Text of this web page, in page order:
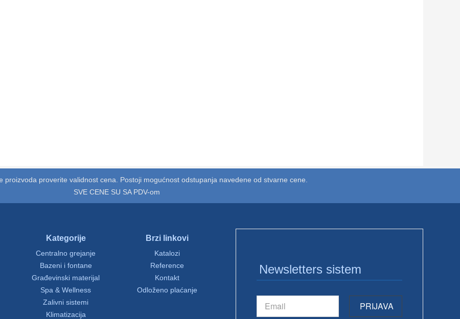
proizvoda proverite validnost cena. Postoji mogućnost odstupanja navedene od stvarne cene.
SVE CENE SU SA PDV-om
Kategorije
Centralno grejanje
Bazeni i fontane
Građevinski materijal
Spa & Wellness
Zalivni sistemi
Klimatizacija
Brzi linkovi
Katalozi
Reference
Kontakt
Odloženo plaćanje
Newsletters sistem
PRIJAVA